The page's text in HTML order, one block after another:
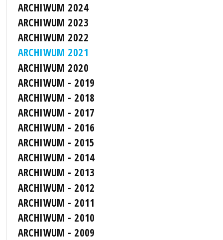
ARCHIWUM 2024
ARCHIWUM 2023
ARCHIWUM 2022
ARCHIWUM 2021
ARCHIWUM 2020
ARCHIWUM - 2019
ARCHIWUM - 2018
ARCHIWUM - 2017
ARCHIWUM - 2016
ARCHIWUM - 2015
ARCHIWUM - 2014
ARCHIWUM - 2013
ARCHIWUM - 2012
ARCHIWUM - 2011
ARCHIWUM - 2010
ARCHIWUM - 2009